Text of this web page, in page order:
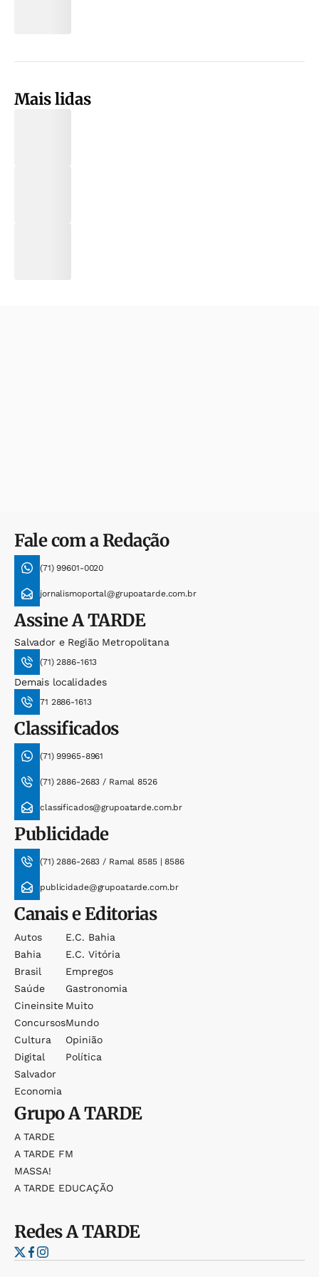
Mais lidas
Fale com a Redação
(71) 99601-0020
jornalismoportal@grupoatarde.com.br
AssineA TARDE
Salvador e Região Metropolitana
(71) 2886-1613
Demais localidades
71 2886-1613
Classificados
(71) 99965-8961
(71) 2886-2683 / Ramal 8526
classificados@grupoatarde.com.br
Publicidade
(71) 2886-2683 / Ramal 8585 | 8586
publicidade@grupoatarde.com.br
Canais e Editorias
Autos
Bahia
Brasil
Saúde
Cineinsite
Concursos
Cultura
Digital
Salvador
Economia
E.c. Bahia
E.c. Vitória
Empregos
Gastronomia
Muito
Mundo
Opinião
Política
GrupoA TARDE
A TARDE
A TARDE FM
MASSA!
A TARDE EDUCAÇÃO
RedesA TARDE